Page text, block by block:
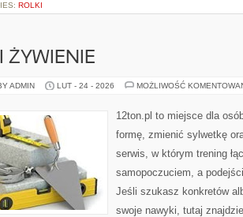
ROLKI
ŻYWIENIE
ADMIN LUT - 24 - 2026 MOŻLIWOŚĆ
12ton.pl to miejsce dla
formę, zmienić sylwetkę
serwis, w którym trening
samopoczuciem, a
Jeśli szukasz konkretów
swoje nawyki, tutaj